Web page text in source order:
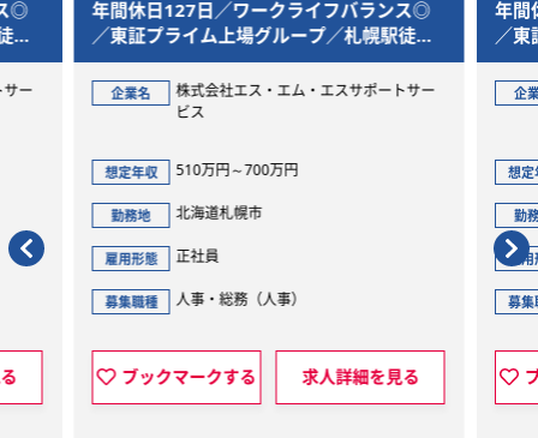
◎
1
サー
年間休日127日／ワークライフバランス◎
／東証プライム上場グループ／札幌駅徒歩1
分の好立地
企業名
株式会社エス・エム・エスサポートサー
ビス
想定年収 510万円～700万円
勤務地 北海道札幌市
雇用形態 正社員
募集職種 人事・総務（人事）
ブックマークする 求人詳細を見る
年間
／東
分の
企
想定
勤
雇用
募集